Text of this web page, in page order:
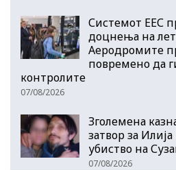
Системот ЕЕС
доцнења на
Аеродромите
повремено да
контролите
07/08/2026
Зголемена
затвор за
убиство на
07/08/2026